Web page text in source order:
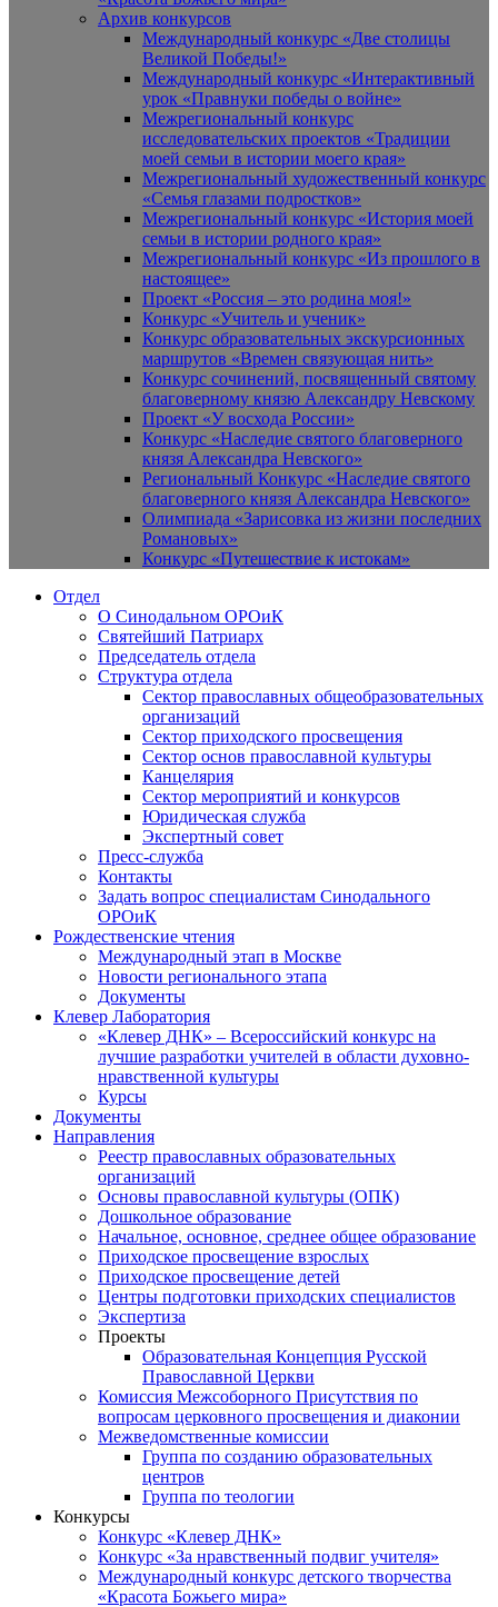
Архив конкурсов
Международный конкурс «Две столицы
Великой Победы!»
Международный конкурс «Интерактивный
урок «Правнуки победы о войне»
Межрегиональный конкурс
исследовательских проектов «Традиции
моей семьи в истории моего края»
Межрегиональный художественный конкурс
«Семья глазами подростков»
Межрегиональный конкурс «История моей
семьи в истории родного края»
Межрегиональный конкурс «Из прошлого в
настоящее»
Проект «Россия – это родина моя!»
Конкурс «Учитель и ученик»
Конкурс образовательных экскурсионных
маршрутов «Времен связующая нить»
Конкурс сочинений, посвященный святому
благоверному князю Александру Невскому
Проект «У восхода России»
Конкурс «Наследие святого благоверного
князя Александра Невского»
Региональный Конкурс «Наследие святого
благоверного князя Александра Невского»
Олимпиада «Зарисовка из жизни последних
Романовых»
Конкурс «Путешествие к истокам»
Отдел
О Синодальном ОРОиК
Святейший Патриарх
Председатель отдела
Структура отдела
Сектор православных общеобразовательных
организаций
Сектор приходского просвещения
Сектор основ православной культуры
Канцелярия
Сектор мероприятий и конкурсов
Юридическая служба
Экспертный совет
Пресс-служба
Контакты
Задать вопрос специалистам Синодального
ОРОиК
Рождественские чтения
Международный этап в Москве
Новости регионального этапа
Документы
Клевер Лаборатория
«Клевер ДНК» – Всероссийский конкурс на
лучшие разработки учителей в области духовно-
нравственной культуры
Курсы
Документы
Направления
Реестр православных образовательных
организаций
Основы православной культуры (ОПК)
Дошкольное образование
Начальное, основное, среднее общее образование
Приходское просвещение взрослых
Приходское просвещение детей
Центры подготовки приходских специалистов
Экспертиза
Проекты
Образовательная Концепция Русской
Православной Церкви
Комиссия Межсоборного Присутствия по
вопросам церковного просвещения и диаконии
Межведомственные комиссии
Группа по созданию образовательных
центров
Группа по теологии
Конкурсы
Конкурс «Клевер ДНК»
Конкурс «За нравственный подвиг учителя»
Международный конкурс детского творчества
«Красота Божьего мира»